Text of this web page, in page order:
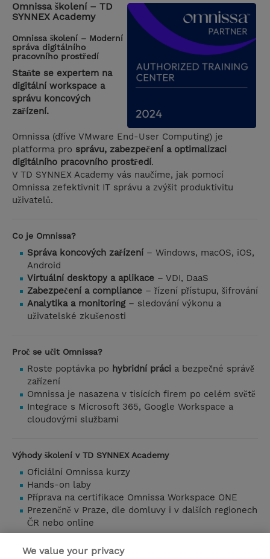
Omnissa školení – TD
SYNNEX Academy
Omnissa školení – Moderní
správa digitálního
pracovního prostředí
Staňte se expertem na
digitální workspace a
správu koncových
zařízení.
Omnissa (dříve VMware End-User Computing) je
platforma pro správu, zabezpečení a optimalizaci
digitálního pracovního prostředí.
V TD SYNNEX Academy vás naučíme, jak pomocí
Omnissa zefektivnit IT správu a zvýšit produktivitu
uživatelů.
Co je Omnissa?
Správa koncových zařízení – Windows, macOS, iOS,
Android
Virtuální desktopy a aplikace – VDI, DaaS
Zabezpečení a compliance – řízení přístupu, šifrování
Analytika a monitoring– sledování výkonu a
uživatelské zkušenosti
Proč se učit Omnissa?
Roste poptávka po hybridní práci a bezpečné správě
zařízení
Omnissa je nasazena v tisících firem po celém světě
Integrace s Microsoft 365, Google Workspace a
cloudovými službami
Výhody školení v TD SYNNEX Academy
Oficiální Omnissa kurzy
Hands-on laby
Příprava na certifikace Omnissa Workspace ONE
Prezenčně v Praze, dle domluvy i v dalších regionech
ČR nebo online
Kontakt
We value your privacy